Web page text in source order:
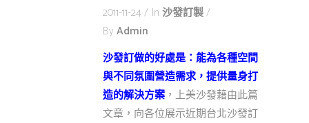
2011-11-24 In 沙發訂製
By Admin
沙發訂做的好處是：能為各種空間
與不同氛圍營造需求，提供量身打
造的解決方案 ，上美沙發藉由此篇
文章，向各位展示近期台北沙發訂